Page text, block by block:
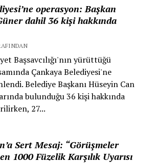
operasyon: Başkan
dahil 36 kişi hakkında
Başsavcılığı'nın yürüttüğü
Çankaya Belediyesi'ne
Belediye Başkanı Hüseyin Can
bulunduğu 36 kişi hakkında
27...
Sert Mesaj: “Görüşmeler
1000 Füzelik Karşılık Uyarısı